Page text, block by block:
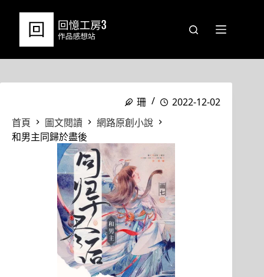
珊
2022-12-02
首頁
圖文閱讀
網路原創小說
和男主同歸於盡後